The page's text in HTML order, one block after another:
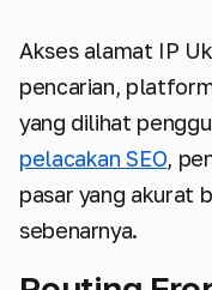
Akses alamat IP
pencarian,
yang dilihat
pelacakan SEO,
pasar yang akurat
sebenarnya.